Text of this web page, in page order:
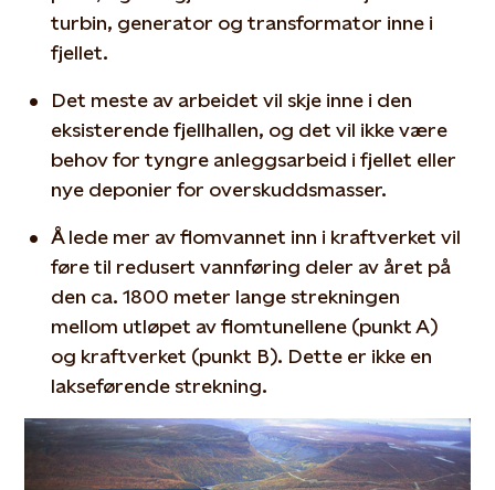
turbin, generator og transformator inne i
fjellet.
Det meste av arbeidet vil skje inne i den
eksisterende fjellhallen, og det vil ikke være
behov for tyngre anleggsarbeid i fjellet eller
nye deponier for overskuddsmasser.
Å lede mer av flomvannet inn i kraftverket vil
føre til redusert vannføring deler av året på
den ca. 1800 meter lange strekningen
mellom utløpet av flomtunellene (punkt A)
og kraftverket (punkt B). Dette er ikke en
lakseførende strekning.